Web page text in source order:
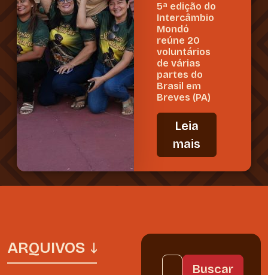
5ª edição do
Intercâmbio
Mondó
reúne 20
voluntários
de várias
partes do
Brasil em
Breves (PA)
Leia
mais
ARQUIVOS